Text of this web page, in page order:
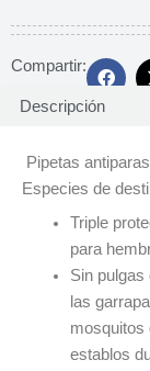
Compartir:
Descripción
Pipetas
Especies de
Triple
para
Sin pulgas
las
mosquitos
establos